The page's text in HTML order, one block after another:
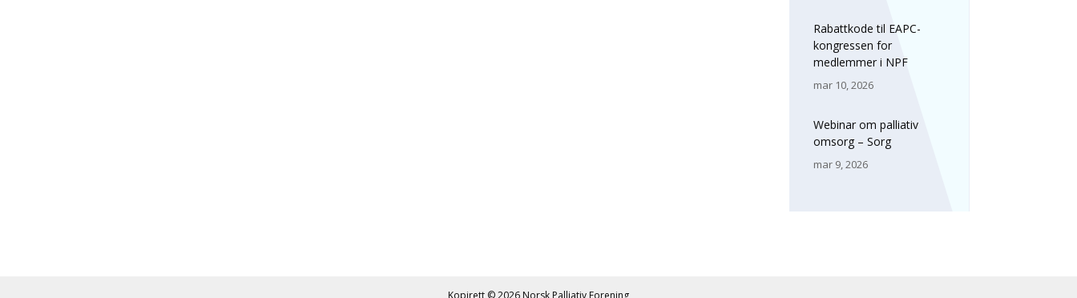
Rabattkode til EAPC-
kongressen for
medlemmer i NPF
mar 10, 2026
Webinar om palliativ
omsorg – Sorg
mar 9, 2026
Kopirett © 2026 Norsk Palliativ Forening